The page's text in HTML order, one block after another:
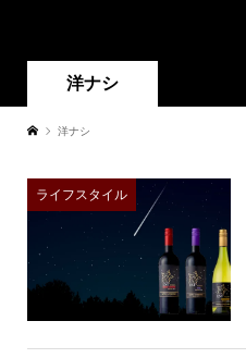
洋ナシ
洋ナシ
ライフスタイル